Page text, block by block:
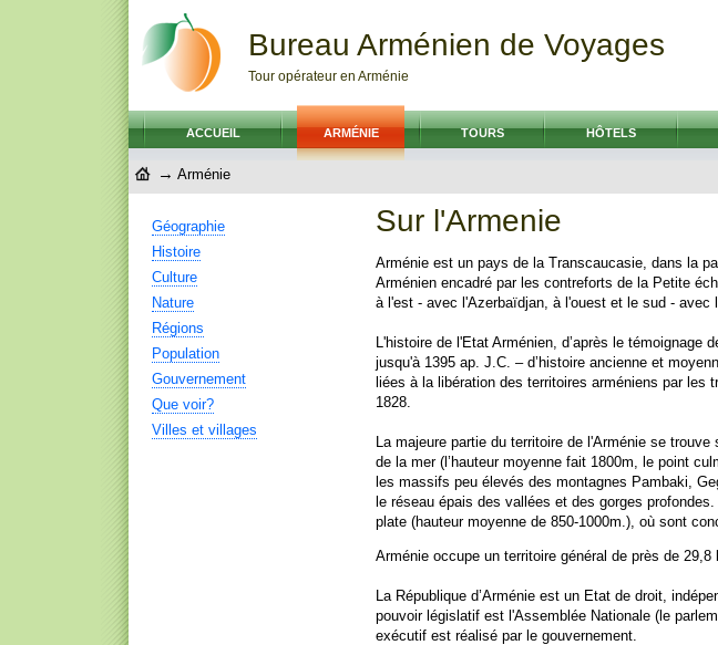
Bureau Arménien de Voyages
Tour opérateur en Arménie
ACCUEIL ARMÉNIE TOURS HÔTELS
→ Arménie
Géographie
Histoire
Culture
Nature
Régions
Population
Gouvernement
Que voir?
Villes et villages
Sur l'Armenie
Arménie est un pays de la Transcaucasie, dans la
Arménien encadré par les contreforts de la Petite
à l'est - avec l'Azerbaïdjan, à l'ouest et le sud - avec
L'histoire de l'Etat Arménien, d’après le
jusqu'à 1395 ap. J.C. – d’histoire ancienne et
liées à la libération des territoires arméniens par les
1828.
La majeure partie du territoire de l'Arménie se
de la mer (l’hauteur moyenne fait 1800m, le point
les massifs peu élevés des montagnes Pambaki,
le réseau épais des vallées et des gorges
plate (hauteur moyenne de 850-1000m.), où sont
Arménie occupe un territoire général de près de
La République d’Arménie est un Etat de droit,
pouvoir législatif est l'Assemblée Nationale (le
exécutif est réalisé par le gouvernement.